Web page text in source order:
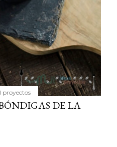
proyectos
DE LA